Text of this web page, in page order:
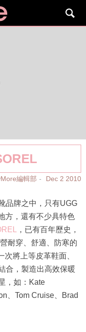
編輯部 Dec 2 2010
品牌之中，只有UGG
方，還有不少具特色
，已有百年歷史，
耐穿、舒適、防寒的
將上等皮革鞋面、
合，製造出高效保暖
，如：Kate
、Tom Cruise、Brad